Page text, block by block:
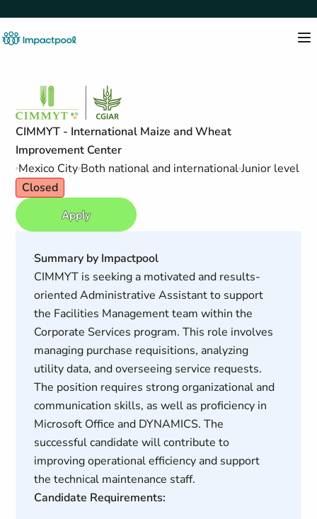
CIMMYT - International Maize and Wheat
Improvement Center
Mexico City Both national and internationalJunior level
Closed
Apply
Summary by Impactpool
CIMMYT is seeking a motivated and results-
oriented Administrative Assistant to support
the Facilities Management team within the
Corporate Services program. This role involves
managing purchase requisitions, analyzing
utility data, and overseeing service requests.
The position requires strong organizational and
communication skills, as well as proficiency in
Microsoft Office and DYNAMICS. The
successful candidate will contribute to
improving operational efficiency and support
the technical maintenance staff.
Candidate Requirements: